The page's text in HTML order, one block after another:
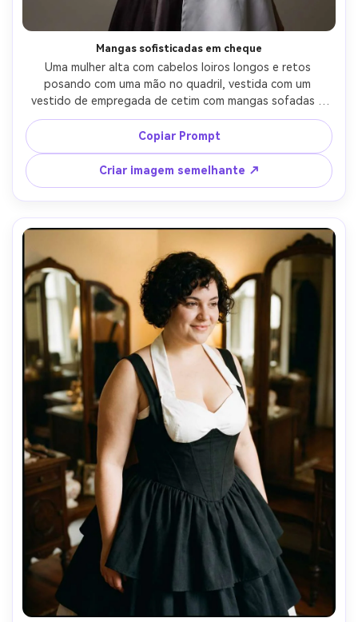
Mangas sofisticadas em cheque
Uma mulher alta com cabelos loiros longos e retos
posando com uma mão no quadril, vestida com um
vestido de empregada de cetim com mangas sofadas e
um laço de avental nítido, enfatizar a proporção no seu
corpo com uma costura de cintura mais alta, pano de
fundo de estúdio em cinza quente, iluminação
estroboscópica do prato de beleza, 85mm f/1.8,
enquadramento de três quartos, humor confiante,
textura da pele fotorealista, foco nítido, dobras
realistas-AR 4:5
Copiar Prompt
Criar imagem semelhante ↗